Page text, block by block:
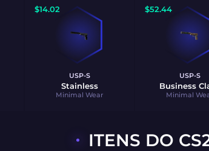
$14.02
USP-S
Stainless
Minimal Wear
$52.44
USP-S
Business
Minimal
ITENS DO